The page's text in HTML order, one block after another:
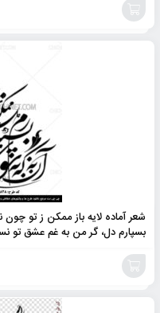
شعر آماده لایه باز ممکن ز تو
بسپارم دل، گر من به غم عشق تو